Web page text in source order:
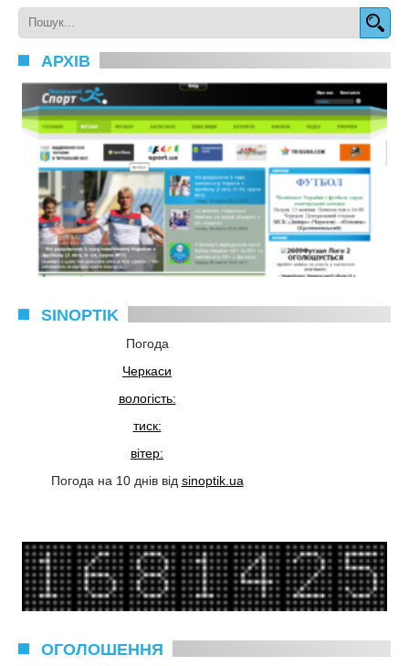
АРХІВ
SINOPTIK
Погода
Черкаси
вологість:
тиск:
вітер:
Погода на 10 днів від sinoptik.ua
ОГОЛОШЕННЯ